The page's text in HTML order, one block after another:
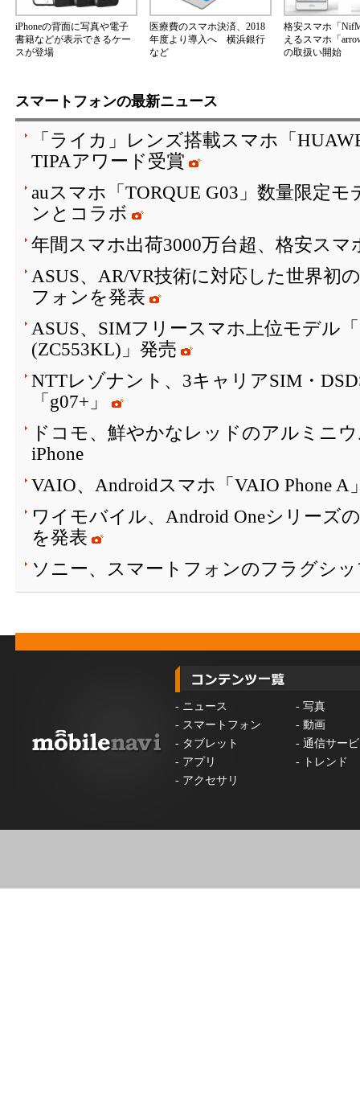
iPhoneの背面に写真や電子
書籍などが表示できるケー
スが登場
医療費のスマホ決済、2018
年度より導入へ 横浜銀行
など
格安スマホ「
えるスマホ「
の取扱い開始
スマートフォンの最新ニュース
「ライカ」レンズ搭載スマホ「
TIPAアワード受賞
auスマホ「TORQUE G03」数量限定
ンとコラボ
年間スマホ出荷3000万台超、格安スマ
ASUS、AR/VR技術に対応した世界初
フォンを発表
ASUS、SIMフリースマホ上位モデル「
(ZC553KL)」発売
NTTレゾナント、3キャリアSIM・
「g07+」
ドコモ、鮮やかなレッドのアルミニ
iPhone
VAIO、Androidスマホ「VAIO Phone A
ワイモバイル、Android Oneシリーズ
を発表
ソニー、スマートフォンのフラグシ
- ニュース - 写真
- スマートフォン - 動画
- タブレット - 通信サー
- アプリ -
トレンド
- アクセサリ